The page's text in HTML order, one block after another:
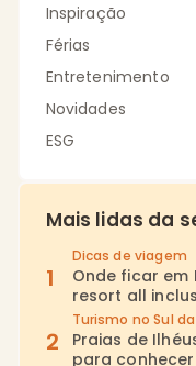
Inspiração
Férias
Entretenimento
Novidades
ESG
Mais lidas da
Dicas de viagem
Onde ficar em
resort all
Turismo no Sul
Praias de
para conhecer